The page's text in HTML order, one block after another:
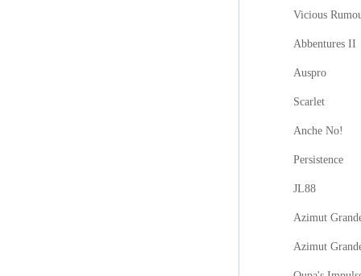
Vicious
Abbentures II
Auspro
Scarlet
Anche No!
Persistence
JL88
Azimut
Azimut